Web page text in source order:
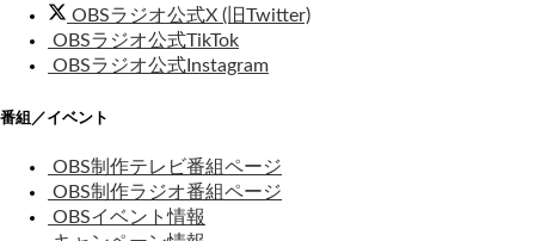
OBSラジオ公式X (旧Twitter)
OBSラジオ公式TikTok
OBSラジオ公式Instagram
番組／イベント
OBS制作テレビ番組ページ
OBS制作ラジオ番組ページ
OBSイベント情報